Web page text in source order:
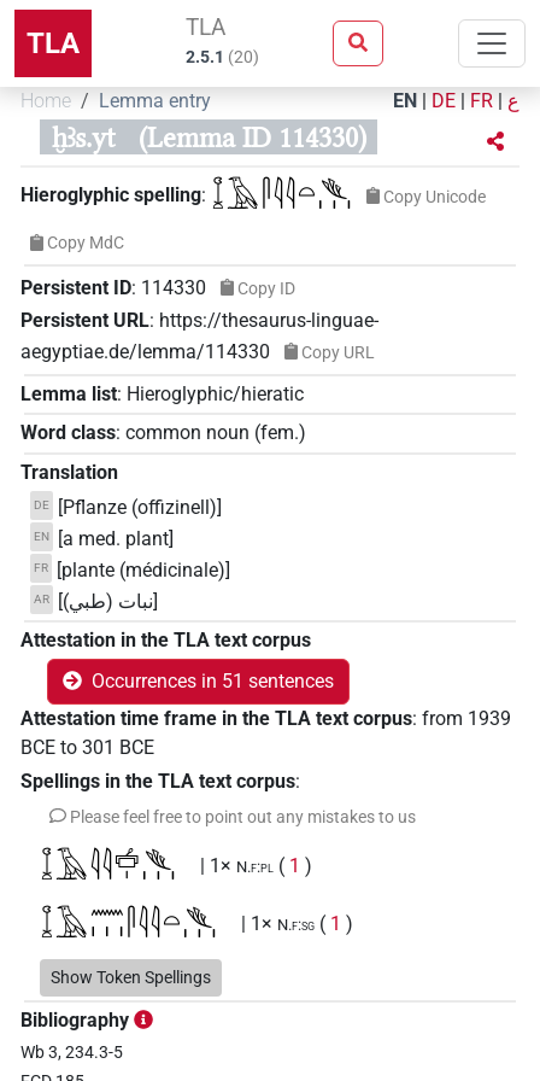
TLA TLA
2.5.1 (20)
Home Lemma entry EN | DE | FR | ع
ḫꜣs.yt (Lemma ID 114330)
Hieroglyphic spelling: 𓆼𓄿𓋴𓇋𓇋𓏏𓆰𓏥 Copy Unicode
Copy MdC
Persistent ID: 114330 Copy ID
Persistent URL: https://thesaurus-linguae-
aegyptiae.de/lemma/114330
Copy URL
Lemma list: Hieroglyphic/hieratic
Word class: common noun (fem.)
Translation
DE [Pflanze (offizinell)]
EN [a med. plant]
FR [plante (médicinale)]
AR
[نبات (طبي)]
Attestation in the TLA text corpus
Occurrences in 51 sentences
Attestation time frame in the TLA text corpus: from 1939
BCE to 301 BCE
Spellings in the TLA text corpus:
Please feel free to point out any mistakes to us
𓆼𓄿𓇋𓇋𓐠𓏤𓆰𓏥 | 1× N.f:pl ( 1 )
𓆼𓄿𓈖𓏥𓋴𓇋𓇋𓏏𓆰𓏥 | 1× N.f:sg ( 1 )
𓆼𓄿𓋴𓇋𓇋𓏏𓆰 | 6×
𓆼𓄿𓋴𓇋𓇋𓏏𓆰𓏥
Show Token Spellings
Bibliography
Wb 3, 234.3-5